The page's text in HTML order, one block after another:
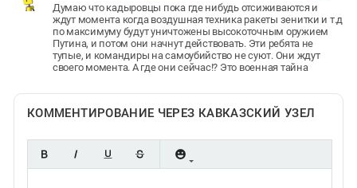
Думаю что кадыровцы пока где нибудь отсиживаются и
ждут момента когда воздушная техника ракеты зенитки и т.д
по максимуму будут уничтожены высокоточным оружием
Путина, и потом они начнут действовать. Эти ребята не
тупые, и командиры на самоубийство не суют. Они ждут
своего момента. А где они сейчас!? Это военная тайна
КОММЕНТИРОВАНИЕ ЧЕРЕЗ КАВКАЗСКИЙ УЗЕЛ